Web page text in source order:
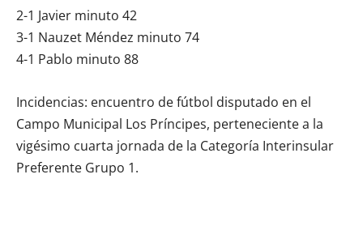
2-1 Javier minuto 42
3-1 Nauzet Méndez minuto 74
4-1 Pablo minuto 88
Incidencias: encuentro de fútbol disputado en el
Campo Municipal Los Príncipes, perteneciente a la
vigésimo cuarta jornada de la Categoría Interinsular
Preferente Grupo 1.